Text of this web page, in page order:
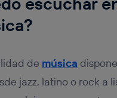
de música
jazz, latino o rock